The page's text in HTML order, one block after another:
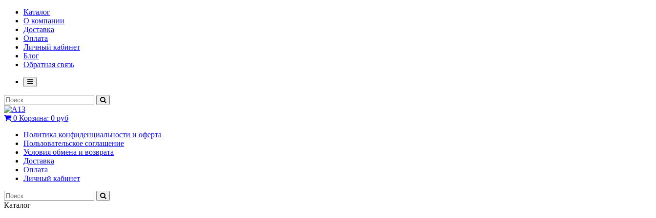
Каталог
О компании
Доставка
Оплата
Личный кабинет
Блог
Обратная связь
0 Корзина: 0 руб
Политика конфиденциальности и оферта
Пользовательское соглашение
Условия обмена и возврата
Доставка
Оплата
Личный кабинет
Каталог